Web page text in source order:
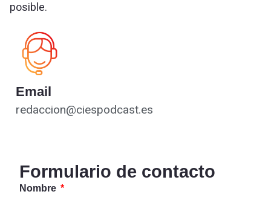
posible.
Email
redaccion@ciespodcast.es
Formulario de contacto
Nombre